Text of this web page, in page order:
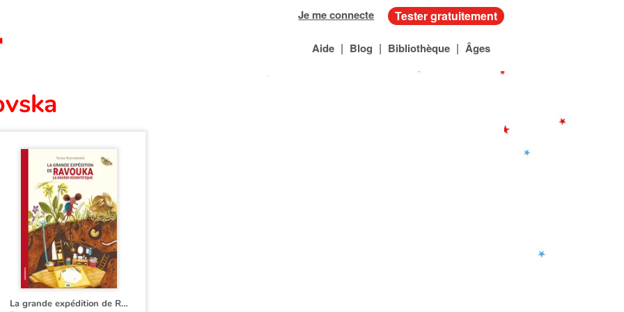
Je me connecte Tester gratuitement
Aide | Blog | Bibliothèque | Âges
La grande expédition de Ravouka